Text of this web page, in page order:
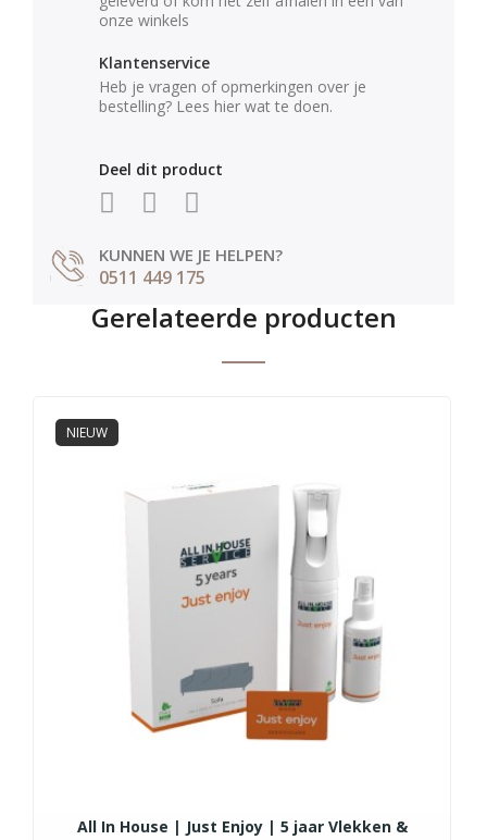
onze winkels
Klantenservice
Heb je vragen of opmerkingen over je
bestelling? Lees hier wat te doen.
Deel dit product
KUNNEN WE JE HELPEN?
0511 449 175
Gerelateerde producten
NIEUW
All In House | Just Enjoy | 5 jaar Vlekken &